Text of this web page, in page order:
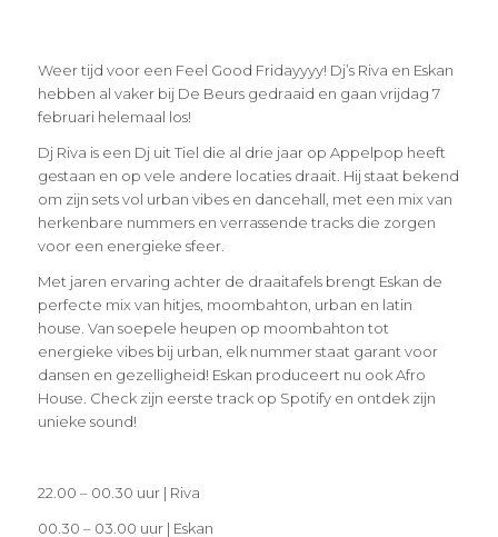
Weer tijd voor een Feel Good Fridayyyy! Dj’s Riva en Eskan
hebben al vaker bij De Beurs gedraaid en gaan vrijdag 7
februari helemaal los!
Dj Riva is een Dj uit Tiel die al drie jaar op Appelpop heeft
gestaan en op vele andere locaties draait. Hij staat bekend
om zijn sets vol urban vibes en dancehall, met een mix van
herkenbare nummers en verrassende tracks die zorgen
voor een energieke sfeer.
Met jaren ervaring achter de draaitafels brengt Eskan de
perfecte mix van hitjes, moombahton, urban en latin
house. Van soepele heupen op moombahton tot
energieke vibes bij urban, elk nummer staat garant voor
dansen en gezelligheid! Eskan produceert nu ook Afro
House. Check zijn eerste track op Spotify en ontdek zijn
unieke sound!
22.00 – 00.30 uur | Riva
00.30 – 03.00 uur | Eskan